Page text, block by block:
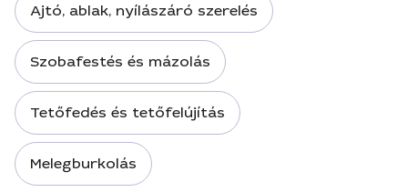
Ajtó, ablak, nyílászáró szerelés
Szobafestés és mázolás
Tetőfedés és tetőfelújítás
Melegburkolás